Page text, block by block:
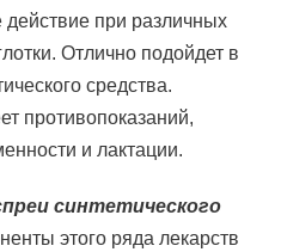
при различных
Отлично подойдет в
средства.
противопоказаний,
и лактации.
синтетического
этого ряда лекарств